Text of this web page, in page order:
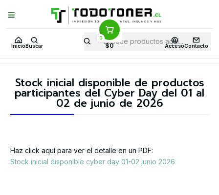
Inicio Buscar
0
$0 AccesoContacto
Puedes Elegir: Comprar enTienda· Despachoa Todo Chile · Retiro en
Tienda en24 Horas
Inicio
Stock inicial disponible de productos participantes del Cyber Day
Stock inicial disponible de productos
participantes del Cyber Day del 01 al
02 de junio de 2026
Haz click aquí para ver el detalle en un PDF:
Stock inicial disponible cyber day 01-02 junio 2026